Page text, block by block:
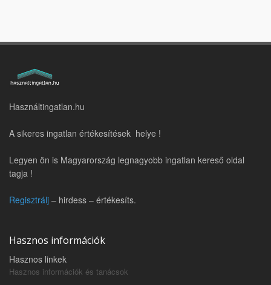
Használtingatlan.hu
A sikeres ingatlan értékesítések helye !
Legyen ön is Magyarország legnagyobb ingatlan kereső oldal
tagja !
Regisztrálj – hirdess – értékesíts.
Hasznos információk
Hasznos linkek
Hasznos információk és tanácsok